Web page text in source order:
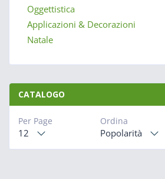
Oggettistica
Applicazioni & Decorazioni
Natale
CATALOGO
Ordina
Popolarità
Per Page
12